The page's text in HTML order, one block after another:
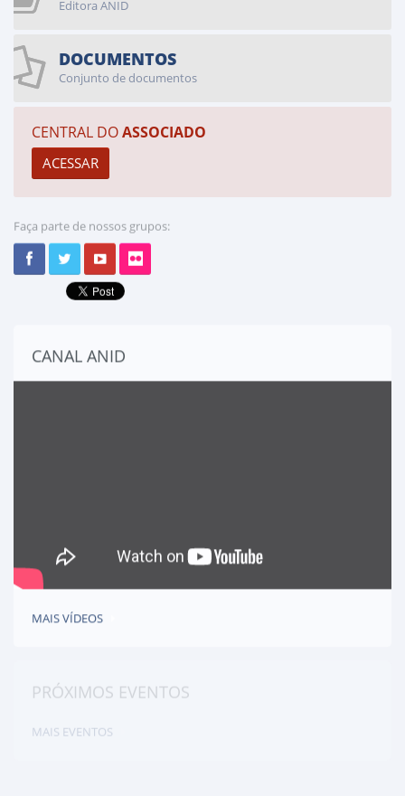
Editora ANID
DOCUMENTOS
Conjunto de documentos
CENTRAL DOASSOCIADO
Faça parte de nossos grupos:
CANAL ANID
MAIS VÍDEOS
PRÓXIMOS EVENTOS